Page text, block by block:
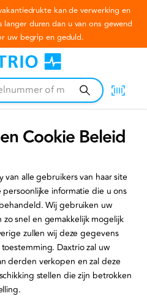
kan de verwerking en
duren dan u van ons gewend
uw begrip en geduld.
en Cookie Beleid
Cookie Beleid
alle gebruikers van haar site
informatie die u ons
Wij gebruiken uw
snel en gemakkelijk mogelijk
zullen wij deze gegevens
Daxtrio zal uw
derden verkopen en zal deze
stellen die zijn betrokken